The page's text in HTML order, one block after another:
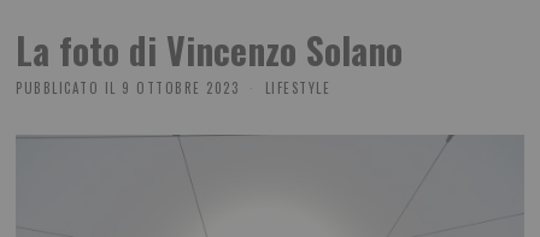
La foto di Vincenzo Solano
PUBBLICATO IL 9 OTTOBRE 2023 LIFESTYLE